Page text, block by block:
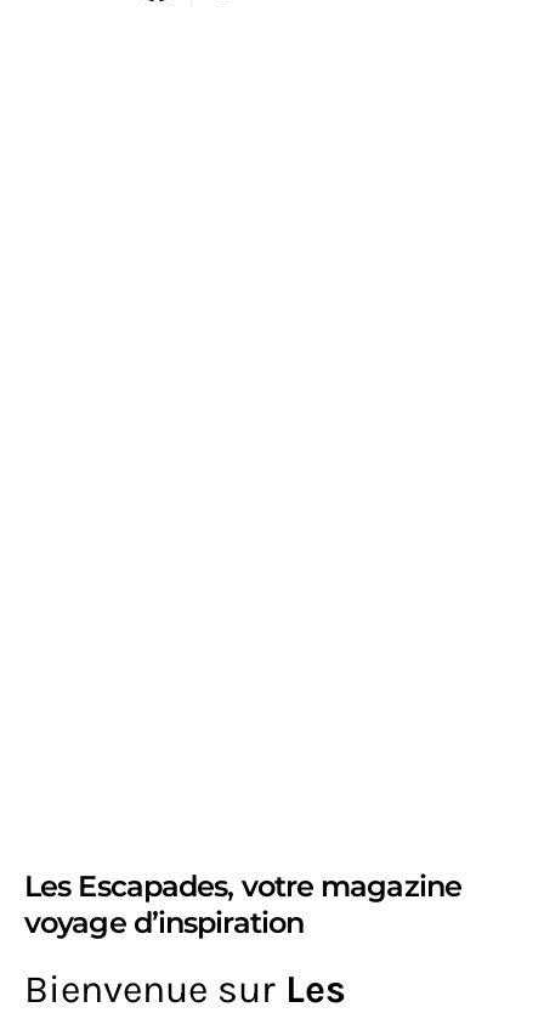
Les Escapades, votre magazine
voyage d’inspiration
Bienvenue sur Les